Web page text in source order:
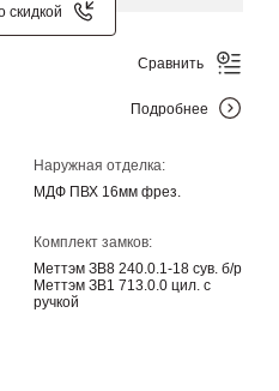
скидкой
Наружная отделка:
МДФ ПВХ 16мм фрез.
Комплект замков:
Меттэм ЗВ8 240.0.1-18 сув. б/р
Меттэм ЗВ1 713.0.0 цил. с
ручкой
Сравнить
Подробнее